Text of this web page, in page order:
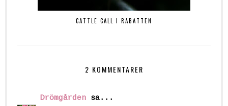
CATTLE CALL I RABATTEN
2 KOMMENTARER
Drömgården sa...